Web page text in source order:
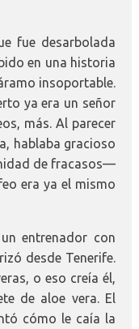
fue desarbolada
en una historia
insoportable.
ya era un señor
más. Al parecer
hablaba gracioso
de fracasos—
era ya el mismo
entrenador con
desde Tenerife.
o eso creía él,
de aloe vera. El
cómo le caía la